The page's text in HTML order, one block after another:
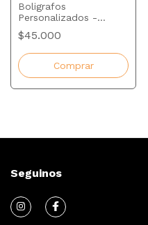
Boligrafos
Personalizados -
Panamá
$45.000
Comprar
Seguinos